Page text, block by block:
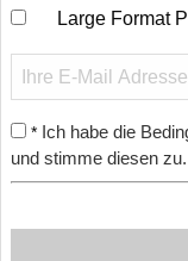
Large Format
* Ich habe die
und stimme diesen zu.